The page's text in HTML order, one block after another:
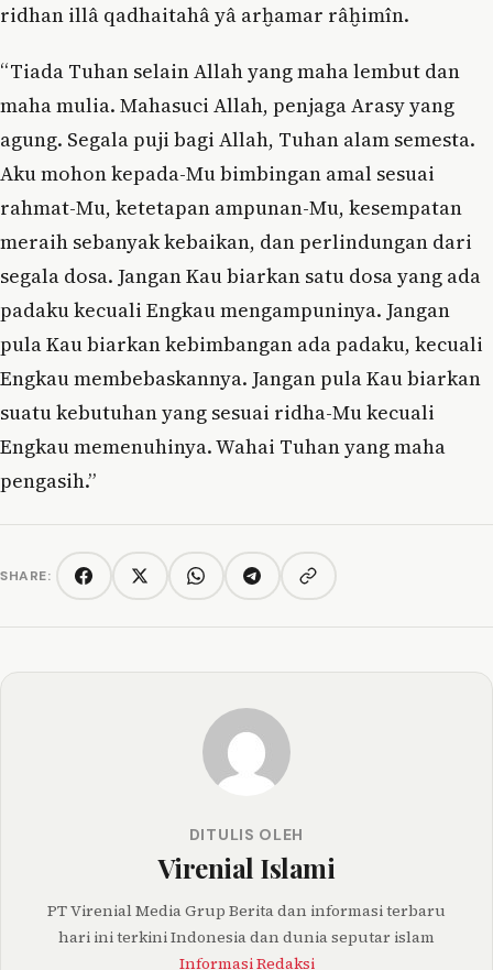
ridhan illâ qadhaitahâ yâ arḫamar râḫimîn.
“Tiada Tuhan selain Allah yang maha lembut dan
maha mulia. Mahasuci Allah, penjaga Arasy yang
agung. Segala puji bagi Allah, Tuhan alam semesta.
Aku mohon kepada-Mu bimbingan amal sesuai
rahmat-Mu, ketetapan ampunan-Mu, kesempatan
meraih sebanyak kebaikan, dan perlindungan dari
segala dosa. Jangan Kau biarkan satu dosa yang ada
padaku kecuali Engkau mengampuninya. Jangan
pula Kau biarkan kebimbangan ada padaku, kecuali
Engkau membebaskannya. Jangan pula Kau biarkan
suatu kebutuhan yang sesuai ridha-Mu kecuali
Engkau memenuhinya. Wahai Tuhan yang maha
pengasih.”
SHARE: FacebookTwitter/XWhatsAppTelegramCopy link
DITULIS OLEH
Virenial Islami
PT Virenial Media Grup Berita dan informasi terbaru
hari ini terkini Indonesia dan dunia seputar islam
Informasi Redaksi